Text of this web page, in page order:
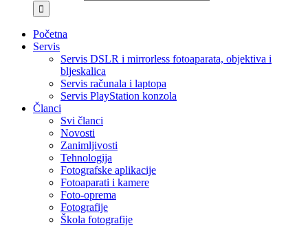
Početna
Servis
Servis DSLR i mirrorless fotoaparata, objektiva i
bljeskalica
Servis računala i laptopa
Servis PlayStation konzola
Članci
Svi članci
Novosti
Zanimljivosti
Tehnologija
Fotografske aplikacije
Fotoaparati i kamere
Foto-oprema
Fotografije
Škola fotografije